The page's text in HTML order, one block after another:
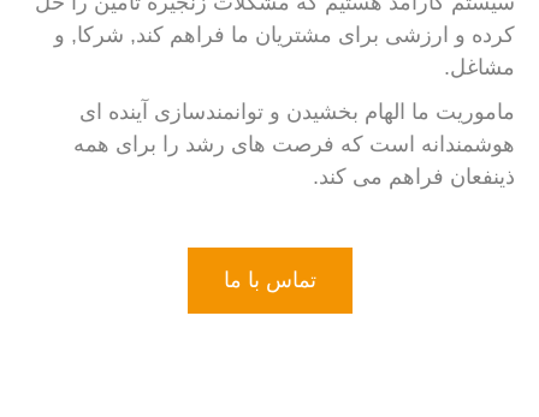
کرده و ارزشی برای مشتریان ما فراهم کند, شرکا, و
مشاغل.
ماموریت ما الهام بخشیدن و توانمندسازی آینده ای
هوشمندانه است که فرصت های رشد را برای همه
ذینفعان فراهم می کند.
تماس با ما